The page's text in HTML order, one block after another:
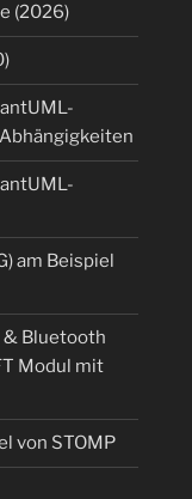
(2026)
am Beispiel
& Bluetooth
Modul mit
von STOMP